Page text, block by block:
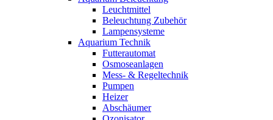
Leuchtmittel
Beleuchtung Zubehör
Lampensysteme
Aquarium Technik
Futterautomat
Osmoseanlagen
Mess- & Regeltechnik
Pumpen
Heizer
Abschäumer